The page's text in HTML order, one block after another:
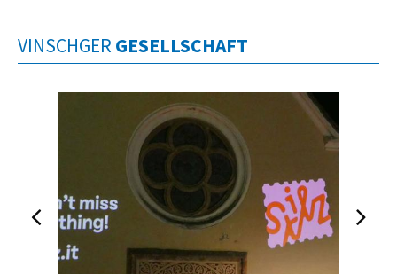
VINSCHGER GESELLSCHAFT